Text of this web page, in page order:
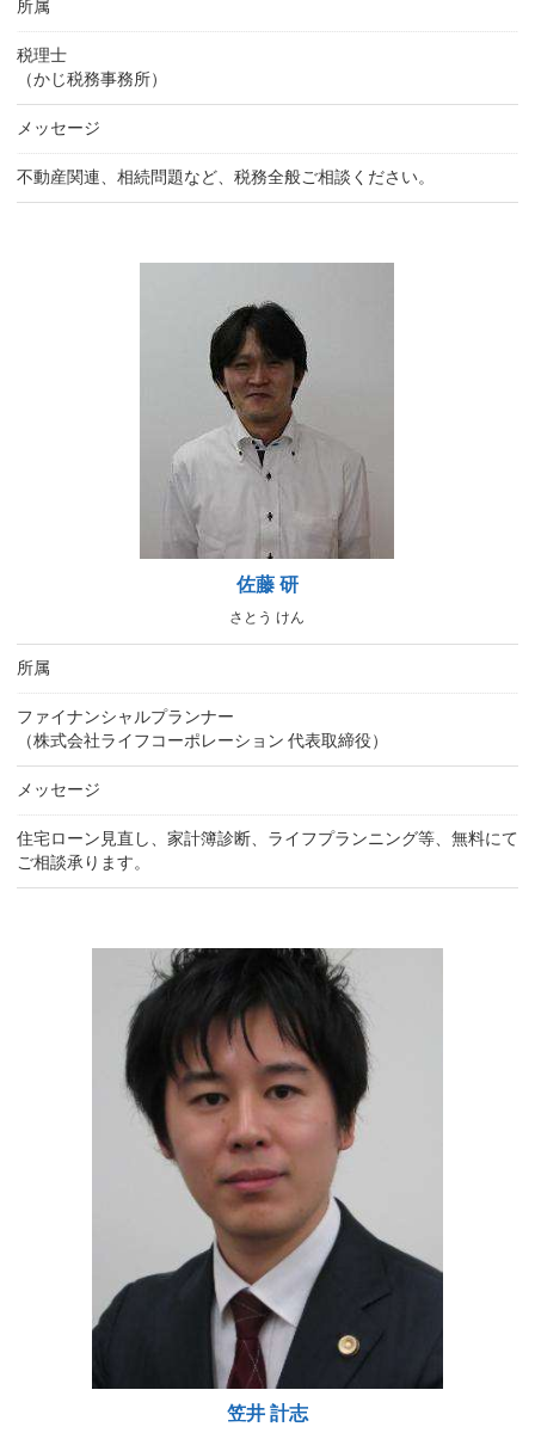
所属
税理士
（かじ税務事務所）
メッセージ
不動産関連、相続問題など、税務全般ご相談ください。
佐藤 研
さとう けん
所属
ファイナンシャルプランナー
（株式会社ライフコーポレーション 代表取締役）
メッセージ
住宅ローン見直し、家計簿診断、ライフプランニング等、無料にて
ご相談承ります。
笠井 計志